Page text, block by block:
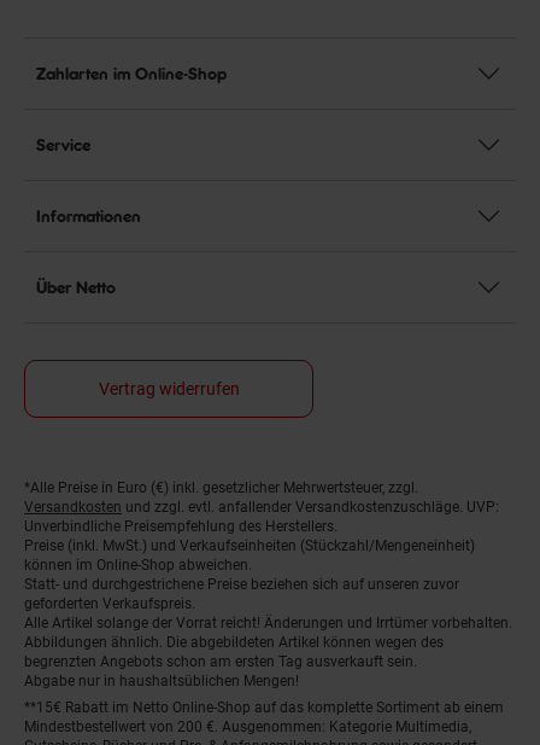
Zahlarten im Online-Shop
Service
Informationen
Über Netto
Vertrag widerrufen
Fußnoten
*Alle Preise in Euro (€) inkl. gesetzlicher Mehrwertsteuer, zzgl.
Versandkosten und zzgl. evtl. anfallender Versandkostenzuschläge. UVP:
Unverbindliche Preisempfehlung des Herstellers.
Preise (inkl. MwSt.) und Verkaufseinheiten (Stückzahl/Mengeneinheit)
können im Online-Shop abweichen.
Statt- und durchgestrichene Preise beziehen sich auf unseren zuvor
geforderten Verkaufspreis.
Alle Artikel solange der Vorrat reicht! Änderungen und Irrtümer vorbehalten.
Abbildungen ähnlich. Die abgebildeten Artikel können wegen des
begrenzten Angebots schon am ersten Tag ausverkauft sein.
Abgabe nur in haushaltsüblichen Mengen!
**15€ Rabatt im Netto Online-Shop auf das komplette Sortiment ab einem
Mindestbestellwert von 200 €. Ausgenommen: Kategorie Multimedia,